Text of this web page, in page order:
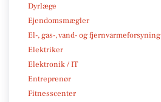
Dyrlæge
Ejendomsmægler
El-, gas-, vand- og fjernvarmeforsyning
Elektriker
Elektronik / IT
Entreprenør
Fitnesscenter